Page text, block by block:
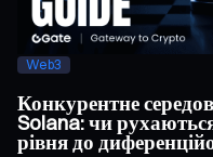
Web3
Конкурентне
Solana: чи
рівня до